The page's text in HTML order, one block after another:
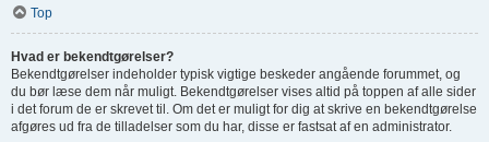
Top
Hvad er bekendtgørelser?
Bekendtgørelser indeholder typisk vigtige beskeder angående forummet, og
du bør læse dem når muligt. Bekendtgørelser vises altid på toppen af alle sider
i det forum de er skrevet til. Om det er muligt for dig at skrive en bekendtgørelse
afgøres ud fra de tilladelser som du har, disse er fastsat af en administrator.